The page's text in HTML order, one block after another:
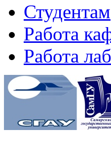
Студентам
Работа
Работа